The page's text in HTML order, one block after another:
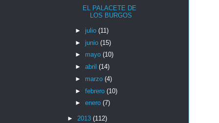
EL PALACETE DE
LOS BURGOS
► julio (11)
► junio (15)
► mayo (10)
► abril (14)
► marzo (4)
► febrero (10)
► enero (7)
► 2013 (112)